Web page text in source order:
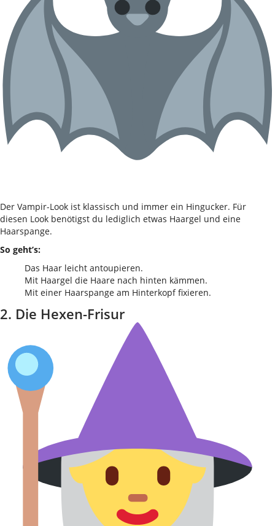
Der Vampir-Look ist klassisch und immer ein Hingucker. Für
diesen Look benötigst du lediglich etwas Haargel und eine
Haarspange.
So geht’s:
Das Haar leicht antoupieren.
Mit Haargel die Haare nach hinten kämmen.
Mit einer Haarspange am Hinterkopf fixieren.
2. Die Hexen-Frisur